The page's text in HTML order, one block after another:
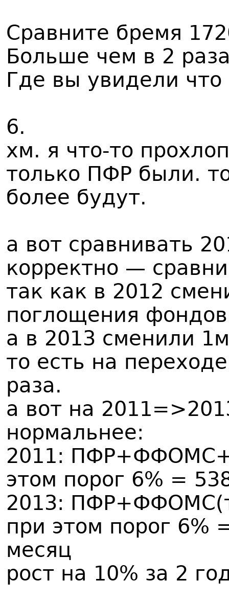
Сравните бремя
Больше чем в 2
Где вы увидели
6.
хм. я что-то
только ПФР были.
более будут.
а вот сравнивать
корректно —
так как в 2012
поглощения
а в 2013 сменили
то есть на
раза.
а вот на
нормальнее:
2011:
этом порог 6% =
2013:
при этом порог 6%
месяц
рост на 10% за 2